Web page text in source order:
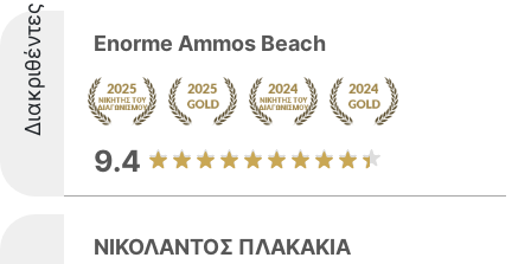
Διακριθέντες Enorme Ammos Beach
9.4
ΝΙΚΟΛΑΝΤΟΣ ΠΛΑΚΑΚΙΑ